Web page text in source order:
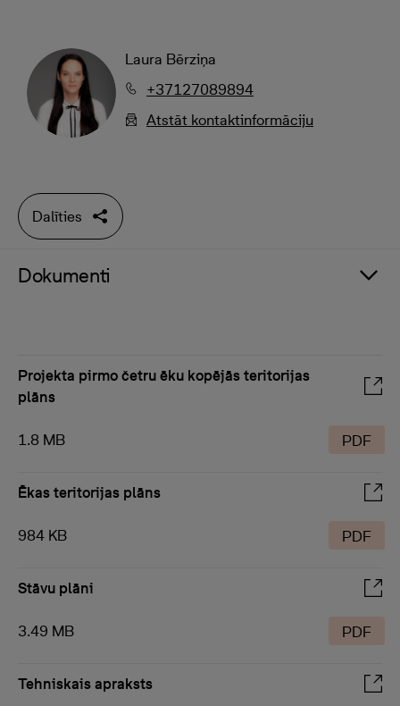
Laura Bērziņa
+37127089894
Atstāt kontaktinformāciju
Dalīties
Dokumenti
Projekta pirmo četru ēku kopējās teritorijas
plāns
1.8 MB PDF
Ēkas teritorijas plāns
984 KB PDF
Stāvu plāni
3.49 MB PDF
Tehniskais apraksts